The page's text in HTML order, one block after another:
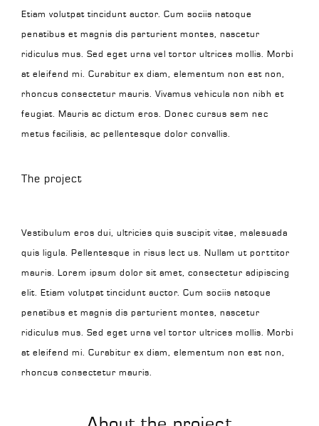
Etiam volutpat tincidunt auctor. Cum sociis natoque
penatibus et magnis dis parturient montes, nascetur
ridiculus mus. Sed eget urna vel tortor ultrices mollis. Morbi
at eleifend mi. Curabitur ex diam, elementum non est non,
rhoncus consectetur mauris. Vivamus vehicula non nibh et
feugiat. Mauris ac dictum eros. Donec cursus sem nec
metus facilisis, ac pellentesque dolor convallis.
The project
Vestibulum eros dui, ultricies quis suscipit vitae, malesuada
quis ligula. Pellentesque in risus lect us. Nullam ut porttitor
mauris. Lorem ipsum dolor sit amet, consectetur adipiscing
elit. Etiam volutpat tincidunt auctor. Cum sociis natoque
penatibus et magnis dis parturient montes, nascetur
ridiculus mus. Sed eget urna vel tortor ultrices mollis. Morbi
at eleifend mi. Curabitur ex diam, elementum non est non,
rhoncus consectetur mauris.